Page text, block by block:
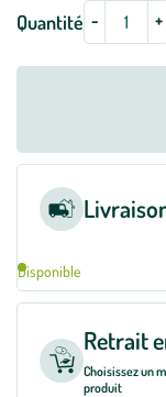
Quantité - +
Disponible
Retrait
Choisissez un
produit